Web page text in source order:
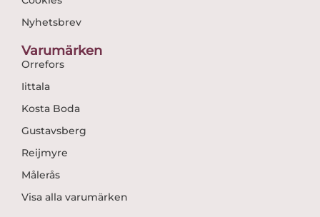
Nyhetsbrev
Varumärken
Orrefors
Iittala
Kosta Boda
Gustavsberg
Reijmyre
Målerås
Visa alla varumärken